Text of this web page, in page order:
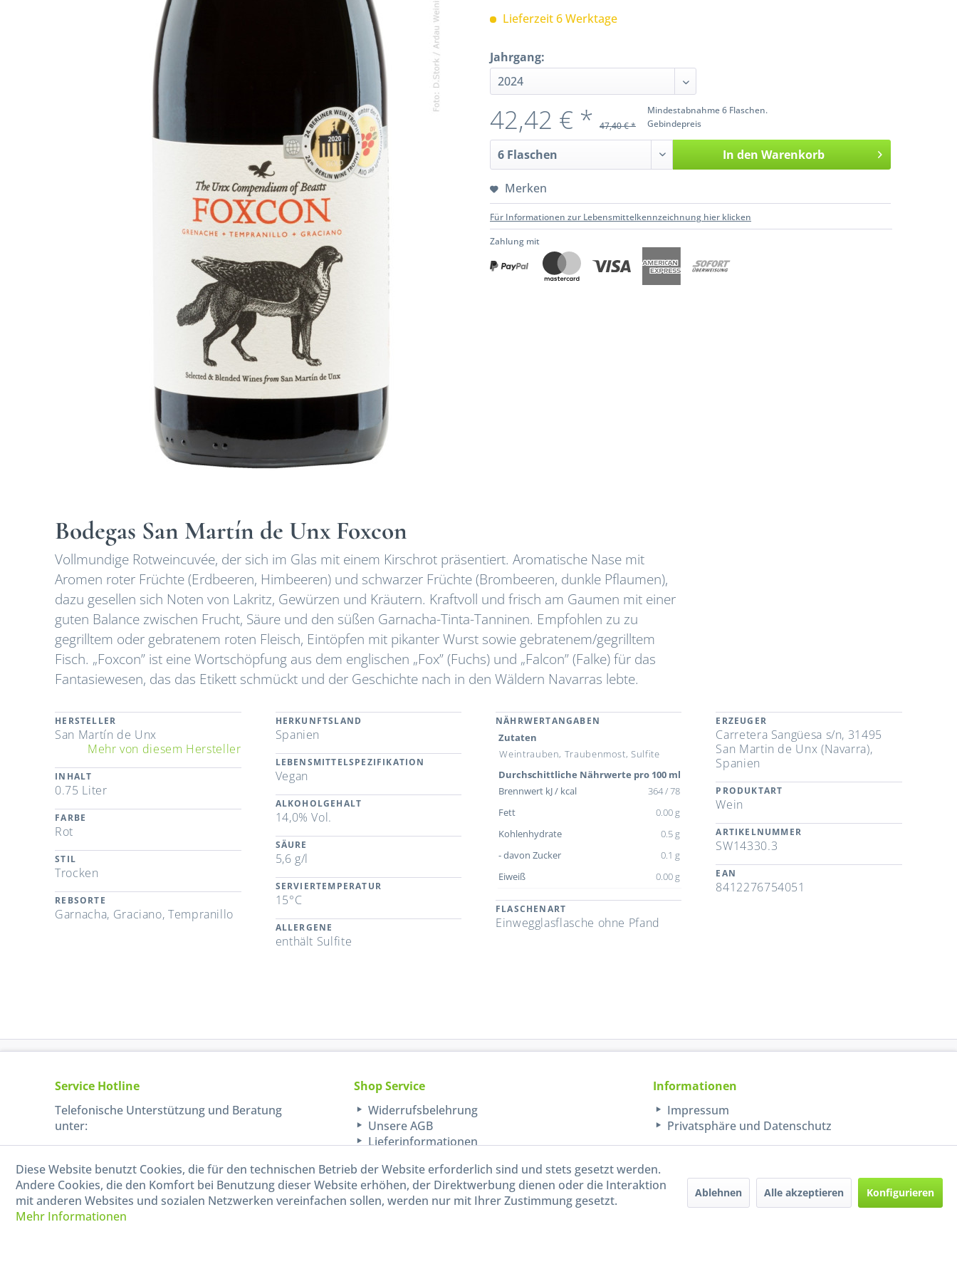
Lieferzeit 6 Werktage
Jahrgang:
Mindestabnahme 6 Flaschen.
Gebindepreis
42,42 € * 47,40 € *
In den Warenkorb
Merken
Für Informationen zur Lebensmittelkennzeichnung hier klicken
Zahlung mit
Bodegas San Martín de Unx Foxcon
Vollmundige Rotweincuvée, der sich im Glas mit einem Kirschrot präsentiert. Aromatische Nase mit
Aromen roter Früchte (Erdbeeren, Himbeeren) und schwarzer Früchte (Brombeeren, dunkle Pflaumen),
dazu gesellen sich Noten von Lakritz, Gewürzen und Kräutern. Kraftvoll und frisch am Gaumen mit einer
guten Balance zwischen Frucht, Säure und den süßen Garnacha-Tinta-Tanninen. Empfohlen zu zu
gegrilltem oder gebratenem roten Fleisch, Eintöpfen mit pikanter Wurst sowie gebratenem/gegrilltem
Fisch. „Foxcon” ist eine Wortschöpfung aus dem englischen „Fox” (Fuchs) und „Falcon” (Falke) für das
Fantasiewesen, das das Etikett schmückt und der Geschichte nach in den Wäldern Navarras lebte.
HERSTELLER
San Martín de Unx
Mehr von diesem Hersteller
INHALT
0.75 Liter
FARBE
Rot
STIL
Trocken
REBSORTE
Garnacha, Graciano, Tempranillo
HERKUNFTSLAND
Spanien
LEBENSMITTELSPEZIFIKATION
Vegan
ALKOHOLGEHALT
14,0% Vol.
SÄURE
5,6 g/l
SERVIERTEMPERATUR
15°C
ALLERGENE
enthält Sulfite
NÄHRWERTANGABEN
Zutaten
Weintrauben, Traubenmost, Sulfite
Durchschittliche Nährwerte pro 100 ml
Brennwert kJ / kcal
364 / 78
Fett
0.00 g
Kohlenhydrate
0.5 g
- davon Zucker
0.1 g
Eiweiß
0.00 g
FLASCHENART
Einwegglasflasche ohne Pfand
ERZEUGER
Carretera Sangüesa s/n, 31495
San Martin de Unx (Navarra),
Spanien
PRODUKTART
Wein
ARTIKELNUMMER
SW14330.3
EAN
8412276754051
Service Hotline
Telefonische Unterstützung und Beratung
unter:
040-880 99 770
Mo-Fr, 09:00 - 15:00 Uhr
Shop Service
Widerrufsbelehrung
Unsere AGB
Lieferinformationen
Informationen
Impressum
Privatsphäre und Datenschutz
Diese Website benutzt Cookies, die für den technischen Betrieb der Website erforderlich sind und stets gesetzt werden.
Andere Cookies, die den Komfort bei Benutzung dieser Website erhöhen, der Direktwerbung dienen oder die Interaktion
mit anderen Websites und sozialen Netzwerken vereinfachen sollen, werden nur mit Ihrer Zustimmung gesetzt.
Mehr Informationen
Ablehnen Alle akzeptieren Konfigurieren